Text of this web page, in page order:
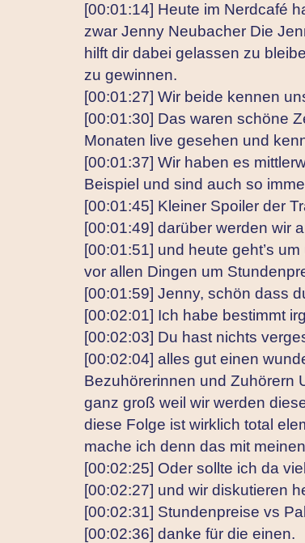
[00:01:14] Heute im Nerdcafé
zwar Jenny Neubacher Die
hilft dir dabei gelassen zu
zu gewinnen.
[00:01:27] Wir beide kennen
[00:01:30] Das waren schöne
Monaten live gesehen und
[00:01:37] Wir haben es
Beispiel und sind auch so
[00:01:45] Kleiner Spoiler der
[00:01:49] darüber werden wir
[00:01:51] und heute geht’s
vor allen Dingen um
[00:01:59] Jenny, schön dass
[00:02:01] Ich habe bestimmt
[00:02:03] Du hast nichts
[00:02:04] alles gut einen
Bezuhörerinnen und Zuhörern
ganz groß weil wir werden
diese Folge ist wirklich total
mache ich denn das mit
[00:02:25] Oder sollte ich da
[00:02:27] und wir diskutieren
[00:02:31] Stundenpreise vs
[00:02:36] danke für die einen.